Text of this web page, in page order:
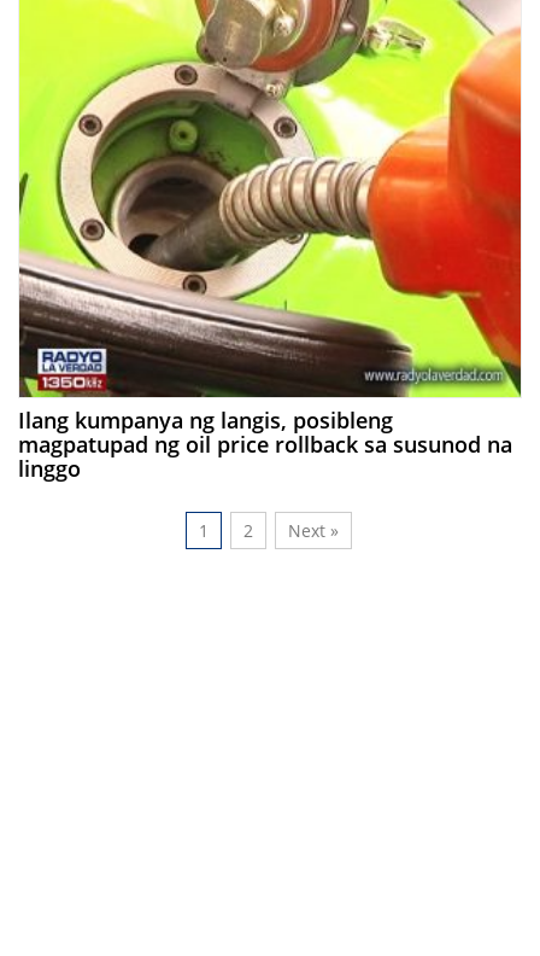
Ilang kumpanya ng langis, posibleng
magpatupad ng oil price rollback sa susunod na
linggo
1 2 Next »